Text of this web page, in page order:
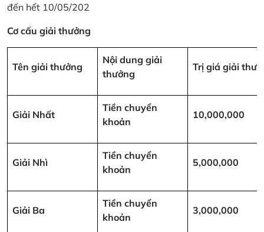
đến hết 10/05/202
Cơ cấu giải thưởng
Tên giải thưởng
Nội dung giải
thưởng
Trị giá giải
Giải Nhất
Tiền chuyển
khoản
10,000,000
Giải Nhì
Tiền chuyển
khoản
5,000,000
Giải Ba
Tiền chuyển
khoản
3,000,000